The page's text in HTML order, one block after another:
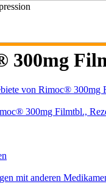
300mg
von Rimoc® 300mg
300mg Filmtbl.,
mit anderen